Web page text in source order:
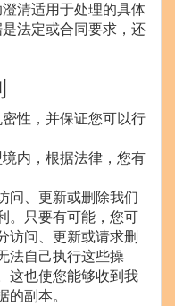
清适用于处理的具体
法定或合同要求，还
性，并保证您可以行
内，根据法律，您有
问、更新或删除我们
。只要有可能，您可
访问、更新或请求删
法自己执行这些操
这也使您能够收到我
副本。